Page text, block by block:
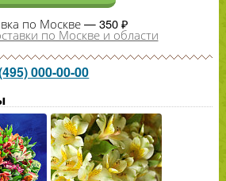
по Москве — 350 ₽
по Москве и области
000-00-00